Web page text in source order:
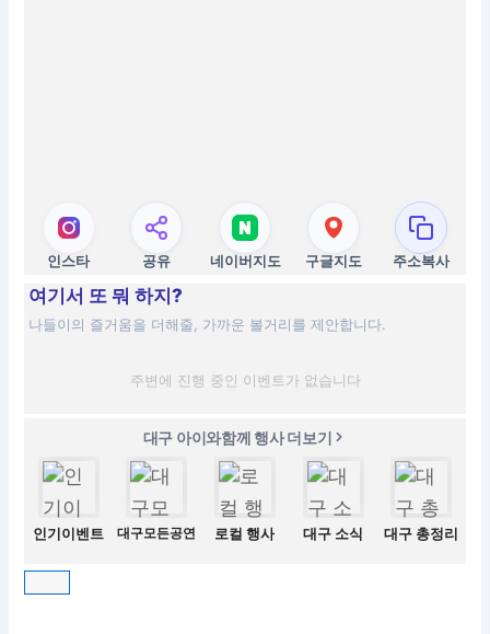
인스타 공유 네이버지도 구글지도 주소복사
여기서 또 뭐 하지?
나들이의 즐거움을 더해줄, 가까운 볼거리를 제안합니다.
주변에 진행 중인 이벤트가 없습니다
대구 아이와함께 행사 더보기
인기이벤트 대구모든공연 로컬 행사 대구 소식 대구 총정리